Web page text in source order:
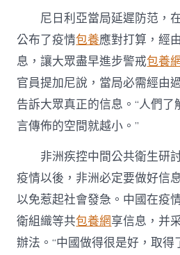
尼日利亞當局延遲防范，
公布了疫情包養應對打算，經
息，讓大眾盡早進步警戒包養
官員提加尼說，當局必需經由
告訴大眾真正的信息。“人們
言傳佈的空間就越小。”
非洲疾控中間公共衛生研討
疫情以後，非洲必定要做好信
以免惹起社會發急。中國在疫
衛組織等共包養網享信息，并
辦法。“中國做得很是好，取